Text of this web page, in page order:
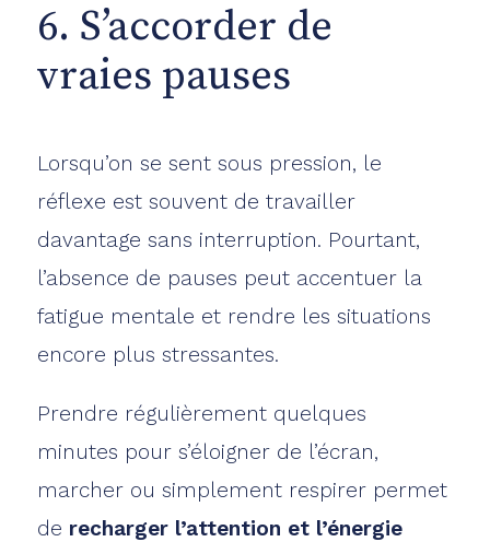
6. S’accorder de
vraies pauses
Lorsqu’on se sent sous pression, le
réflexe est souvent de travailler
davantage sans interruption. Pourtant,
l’absence de pauses peut accentuer la
fatigue mentale et rendre les situations
encore plus stressantes.
Prendre régulièrement quelques
minutes pour s’éloigner de l’écran,
marcher ou simplement respirer permet
de recharger l’attention et l’énergie